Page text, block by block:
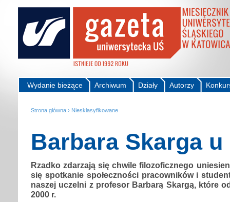
Autorzy
Działy
Archiwum
Wydanie bieżące
Strona główna › Niesklasyfikowane
Barbara Skarga u
Rzadko zdarzają się chwile filozoficznego
się spotkanie społeczności pracowników i
naszej uczelni z profesor Barbarą Skargą, które
2000 r.